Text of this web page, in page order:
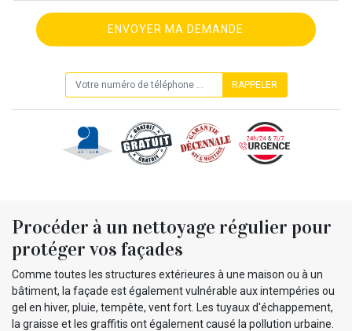
Procéder à un nettoyage régulier pour
protéger vos façades
Comme toutes les structures extérieures à une maison ou à un
bâtiment, la façade est également vulnérable aux intempéries ou
gel en hiver, pluie, tempête, vent fort. Les tuyaux d'échappement,
la graisse et les graffitis ont également causé la pollution urbaine.